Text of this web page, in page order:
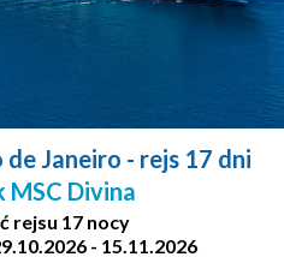
de Janeiro - rejs 17 dni
MSC Divina
rejsu 17 nocy
- 15.11.2026